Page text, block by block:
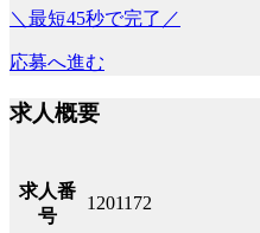
＼最短45秒で完了／
応募へ進む
求人概要
求人番
号
1201172